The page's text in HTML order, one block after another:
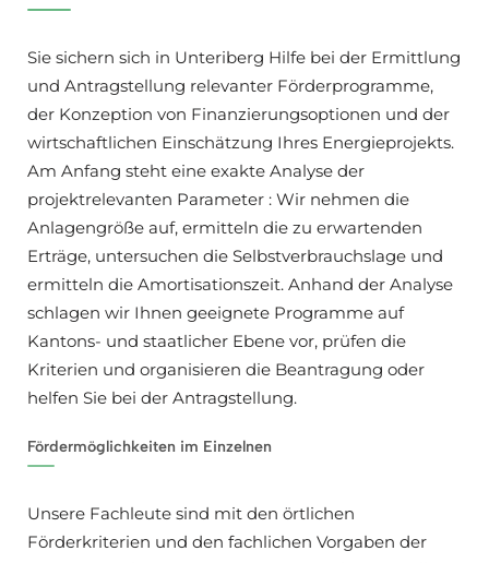
Sie sichern sich in Unteriberg Hilfe bei der Ermittlung
und Antragstellung relevanter Förderprogramme,
der Konzeption von Finanzierungsoptionen und der
wirtschaftlichen Einschätzung Ihres Energieprojekts.
Am Anfang steht eine exakte Analyse der
projektrelevanten Parameter : Wir nehmen die
Anlagengröße auf, ermitteln die zu erwartenden
Erträge, untersuchen die Selbstverbrauchslage und
ermitteln die Amortisationszeit. Anhand der Analyse
schlagen wir Ihnen geeignete Programme auf
Kantons- und staatlicher Ebene vor, prüfen die
Kriterien und organisieren die Beantragung oder
helfen Sie bei der Antragstellung.
Fördermöglichkeiten im Einzelnen
Unsere Fachleute sind mit den örtlichen
Förderkriterien und den fachlichen Vorgaben der